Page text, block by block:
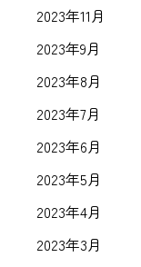
2023年11月
2023年9月
2023年8月
2023年7月
2023年6月
2023年5月
2023年4月
2023年3月